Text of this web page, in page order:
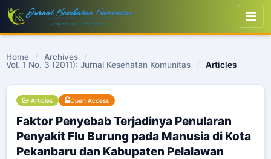
Home / Archives
/
Vol. 1 No. 3 (2011): Jurnal Kesehatan Komunitas
/ Articles
Articles Open Access
Faktor Penyebab Terjadinya Penularan
Penyakit Flu Burung pada Manusia di Kota
Pekanbaru dan Kabupaten Pelalawan